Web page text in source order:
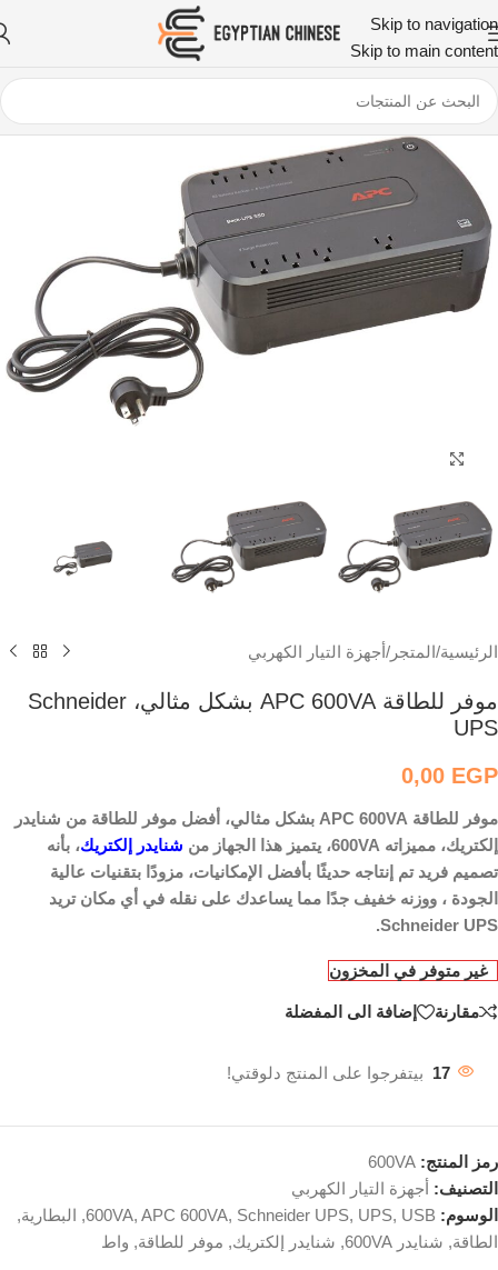
Skip to navigation
Skip to main content
الرئيسية/المتجر /أجهزة التيار الكهربي
موفر للطاقة APC 600VA بشكل مثالي، Schneider
UPS
0,00 EGP
موفر للطاقة APC 600VA بشكل مثالي، أفضل موفر للطاقة من شنايدر
إلكتريك، مميزاته 600VA، يتميز هذا الجهاز من
شنايدر إلكتريك، بأنه
تصميم فريد تم إنتاجه حديثًا بأفضل الإمكانيات، مزودًا بتقنيات عالية
الجودة ، ووزنه خفيف جدًا مما يساعدك على نقله في أي مكان تريد
Schneider UPS.
غير متوفر في المخزون
مقارنة إضافة الى المفضلة
17 بيتفرجوا على المنتج دلوقتي!
رمز المنتج: 600VA
التصنيف: أجهزة التيار الكهربي
الوسوم:
600VA, APC 600VA, Schneider UPS, UPS, USB
, البطارية,
الطاقة, شنايدر 600VA , شنايدر إلكتريك, موفر للطاقة, واط